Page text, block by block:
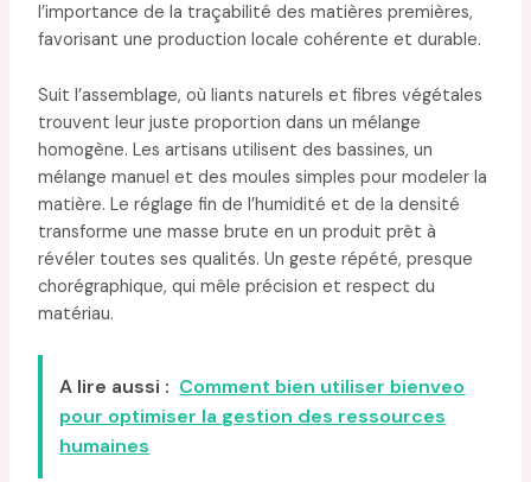
l’importance de la traçabilité des matières premières,
favorisant une production locale cohérente et durable.
Suit l’assemblage, où liants naturels et fibres végétales
trouvent leur juste proportion dans un mélange
homogène. Les artisans utilisent des bassines, un
mélange manuel et des moules simples pour modeler la
matière. Le réglage fin de l’humidité et de la densité
transforme une masse brute en un produit prêt à
révéler toutes ses qualités. Un geste répété, presque
chorégraphique, qui mêle précision et respect du
matériau.
A lire aussi : Comment bien utiliser bienveo
pour optimiser la gestion des ressources
humaines